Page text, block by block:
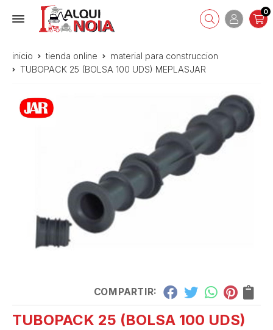
0
inicio tienda online
material para construccion
TUBOPACK 25 (BOLSA 100 UDS) MEPLASJAR
COMPARTIR:
TUBOPACK 25 (BOLSA 100 UDS)